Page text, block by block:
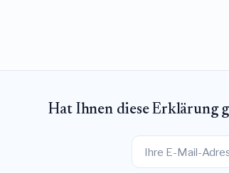
Hat Ihnen diese Erklärung